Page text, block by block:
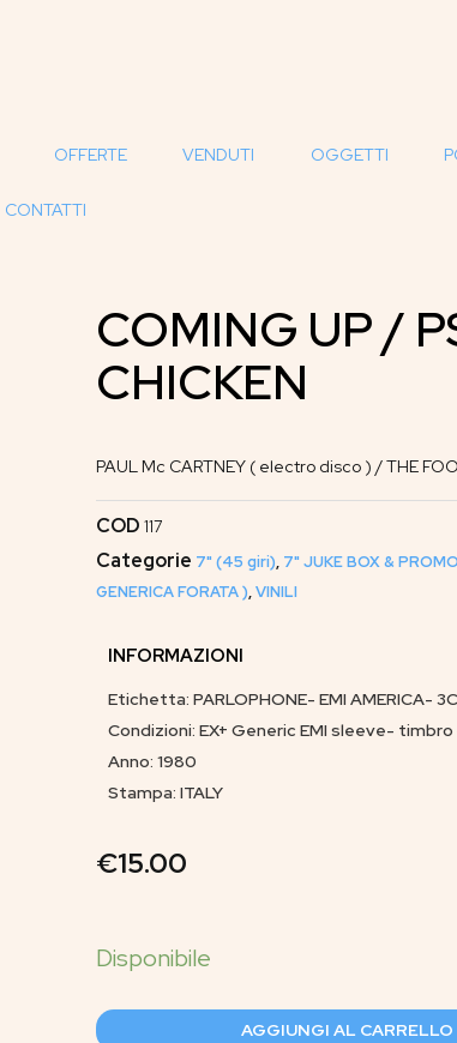
OFFERTE VENDUTI OGGETTI
CONTATTI
COMING UP /
CHICKEN
PAUL Mc CARTNEY ( electro disco ) / THE
COD 117
Categorie 7" (45 giri), 7" JUKE BOX &
GENERICA FORATA ),VINILI
INFORMAZIONI
Etichetta: PARLOPHONE- EMI AMERICA-
Condizioni: EX+ Generic EMI sleeve-
Anno: 1980
Stampa: ITALY
€15.00
AGGIUNGI AL CARRELLO